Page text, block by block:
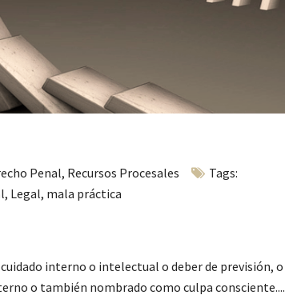
Penal, Recursos Procesales
Tags:
, Legal, mala práctica
interno o intelectual o deber de previsión, o
o también nombrado como culpa consciente....